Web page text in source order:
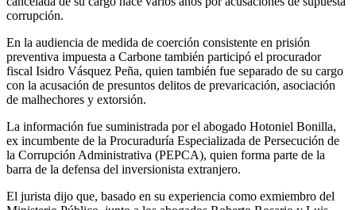
corrupción.
En la audiencia de medida de coerción consistente en prisión
preventiva impuesta a Carbone también participó el procurador
fiscal Isidro Vásquez Peña, quien también fue separado de su cargo
con la acusación de presuntos delitos de prevaricación, asociación
de malhechores y extorsión.
La información fue suministrada por el abogado Hotoniel Bonilla,
ex incumbente de la Procuraduría Especializada de Persecución de
la Corrupción Administrativa (PEPCA), quien forma parte de la
barra de la defensa del inversionista extranjero.
El jurista dijo que, basado en su experiencia como exmiembro del